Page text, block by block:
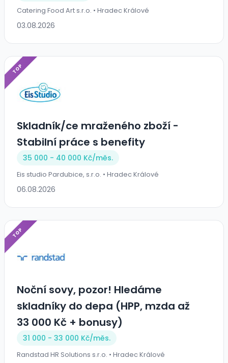
Catering Food Art s.r.o. • Hradec Králové
03.08.2026
TOP
Skladník/ce mraženého zboží -
Stabilní práce s benefity
35 000 - 40 000 Kč/měs.
Eis studio Pardubice, s.r.o. • Hradec Králové
06.08.2026
TOP
Noční sovy, pozor! Hledáme
skladníky do depa (HPP, mzda až
33 000 Kč + bonusy)
31 000 - 33 000 Kč/měs.
Randstad HR Solutions s.r.o. • Hradec Králové